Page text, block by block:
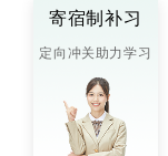
寄宿制补习
定向冲关助力学习